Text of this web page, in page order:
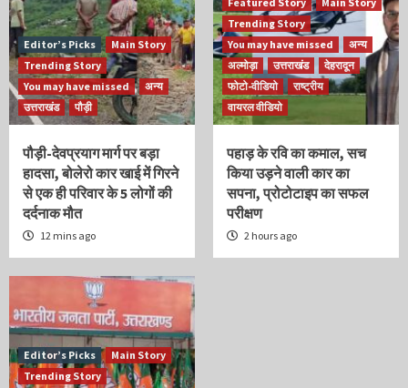
Editor’s Picks
Main Story
Trending Story
You may have missed
अन्य
उत्तराखंड
पौड़ी
पौड़ी-देवप्रयाग मार्ग पर बड़ा
हादसा, बोलेरो कार खाई में गिरने
से एक ही परिवार के 5 लोगों की
दर्दनाक मौत
12 mins ago
Trending Story
You may have missed
अन्य
अल्मोड़ा
उत्तराखंड
देहरादून
फोटो-वीडियो
राष्ट्रीय
वायरल वीडियो
पहाड़ के रवि का कमाल, सच
किया उड़ने वाली कार का
सपना, प्रोटोटाइप का सफल
परीक्षण
2 hours ago
Editor’s Picks
Main Story
Trending Story